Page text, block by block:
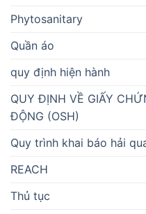
Phytosanitary
Quần áo
quy định hiện hành
QUY ĐỊNH VỀ GIẤY
ĐỘNG (OSH)
Quy trình khai báo hải
REACH
Thủ tục